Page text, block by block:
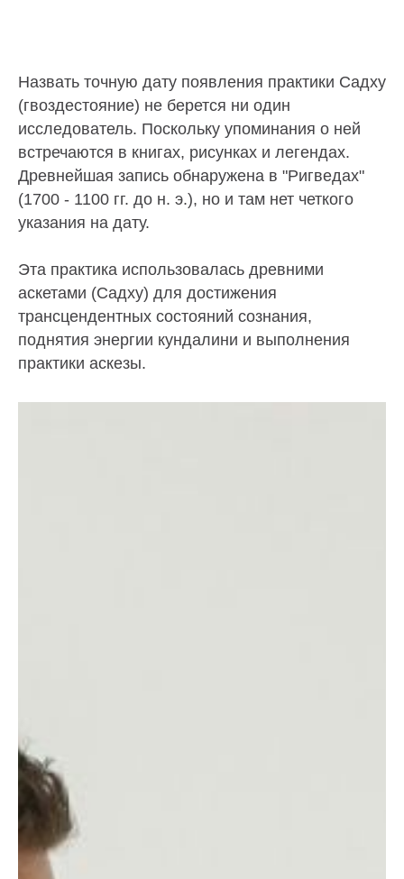
Назвать точную дату появления практики Садху
(гвоздестояние) не берется ни один
исследователь. Поскольку упоминания о ней
встречаются в книгах, рисунках и легендах.
Древнейшая запись обнаружена в "Ригведах"
(1700 - 1100 гг. до н. э.), но и там нет четкого
указания на дату.
Эта практика использовалась древними
аскетами (Садху) для достижения
трансцендентных состояний сознания,
поднятия энергии кундалини и выполнения
практики аскезы.